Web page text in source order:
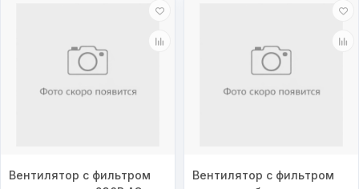
Вентилятор с фильтром
Вентилятор с фильтром